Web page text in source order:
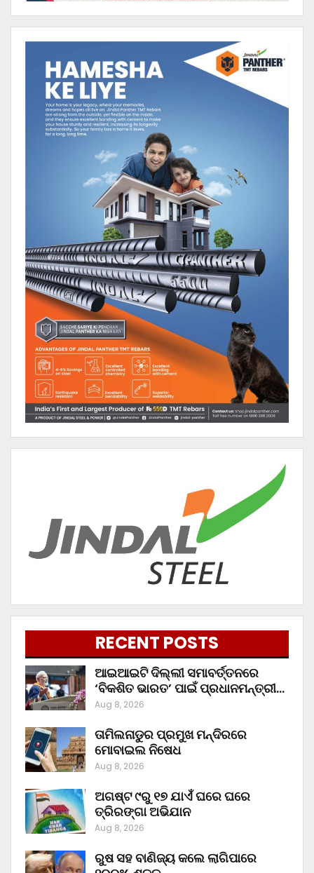
RECENT POSTS
ଆଇଆଇଟି ଦିଲ୍ଲୀ ସମାବର୍ତ୍ତନରେ
‘ବିକଶିତ ଭାରତ’ ପାଇଁ ପ୍ରଧାନମନ୍ତ୍ରୀ…
Aug 8, 2026
ତାମିଲନାଡୁର ପ୍ରମୁଖ ମନ୍ଦିରରେ
ମୋବାଇଲ ନିଷେଧ
Aug 8, 2026
ଅଗଷ୍ଟ ୯ରୁ ୧୭ ଯାଏଁ ଘରେ ଘରେ
ତ୍ରିରଙ୍ଗା ଅଭିଯାନ
Aug 8, 2026
ରୁଷ ସହ ବାଣିଜ୍ୟ କଲେ ଲାଗିପାରେ